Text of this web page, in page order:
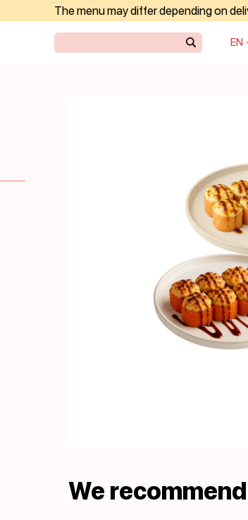
The menu may differ depending on
EN
We recommend